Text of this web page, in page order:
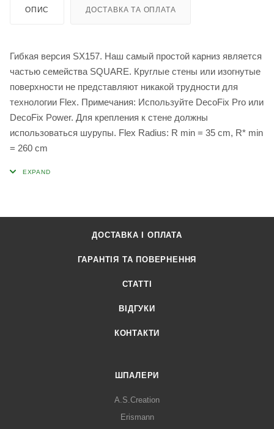
ОПИС ДОСТАВКА ТА ОПЛАТА
Гибкая версия SX157. Наш самый простой карниз является
частью семейства SQUARE. Круглые стены или изогнутые
поверхности не представляют никакой трудности для
технологии Flex. Примечания: Используйте DecoFix Pro или
DecoFix Power. Для крепления к стене должны
использоваться шурупы. Flex Radius: R min = 35 cm, R* min
= 260 cm
ДОСТАВКА І ОПЛАТА
ГАРАНТІЯ ТА ПОВЕРНЕННЯ
СТАТТІ
ВІДГУКИ
КОНТАКТИ
ШПАЛЕРИ
A.S.Creation
Erismann